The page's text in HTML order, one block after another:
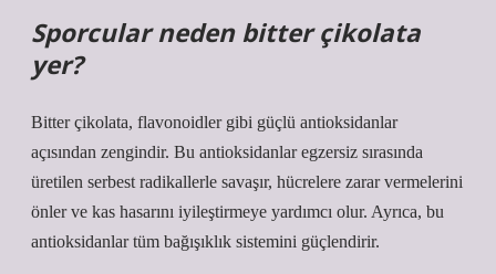
Sporcular neden bitter çikolata
yer?
Bitter çikolata, flavonoidler gibi güçlü antioksidanlar
açısından zengindir. Bu antioksidanlar egzersiz sırasında
üretilen serbest radikallerle savaşır, hücrelere zarar vermelerini
önler ve kas hasarını iyileştirmeye yardımcı olur. Ayrıca, bu
antioksidanlar tüm bağışıklık sistemini güçlendirir.